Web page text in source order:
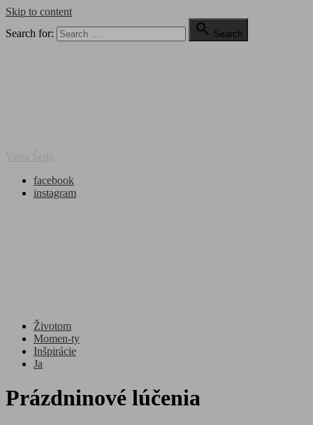
Skip to content
Search for:
 Search
facebook
instagram
Životom
Momen-ty
Inšpirácie
Ja
Prázdninové lúčenia